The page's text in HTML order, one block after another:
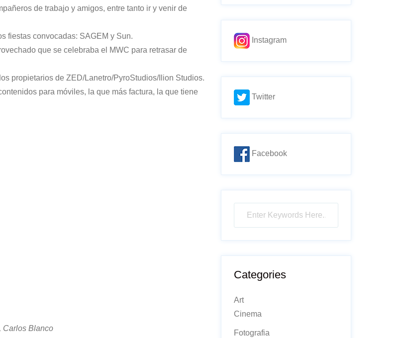
de trabajo y amigos, entre tanto ir y venir de
fiestas convocadas: SAGEM y Sun.
que se celebraba el MWC para retrasar de
propietarios de ZED/Lanetro/PyroStudios/Ilion Studios.
para móviles, la que más factura, la que tiene
Carlos Blanco
Instagram
Twitter
Facebook
Categories
Art
Cinema
Fotografia